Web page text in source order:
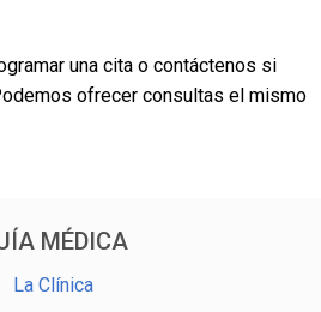
una cita o contáctenos si
ofrecer consultas el mismo
MÉDICA
La Clínica